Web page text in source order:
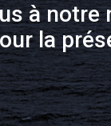
à notre
la